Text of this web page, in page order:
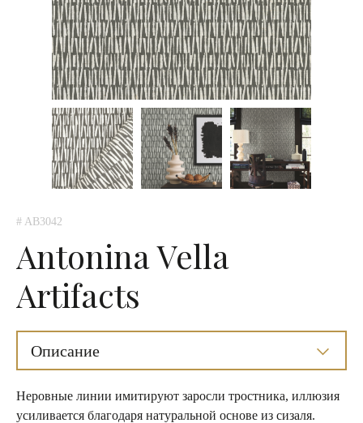
# AB3042
Antonina Vella
Artifacts
Описание
Неровные линии имитируют заросли тростника, иллюзия
усиливается благодаря натуральной основе из сизаля.